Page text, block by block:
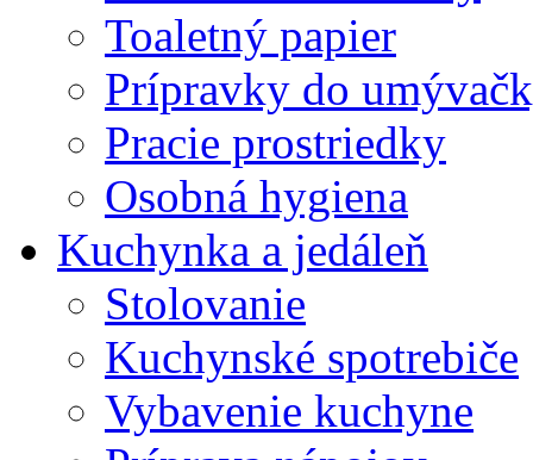
Toaletný papier
Prípravky do
Pracie prostriedky
Osobná hygiena
Kuchynka a jedáleň
Stolovanie
Kuchynské spotrebiče
Vybavenie kuchyne